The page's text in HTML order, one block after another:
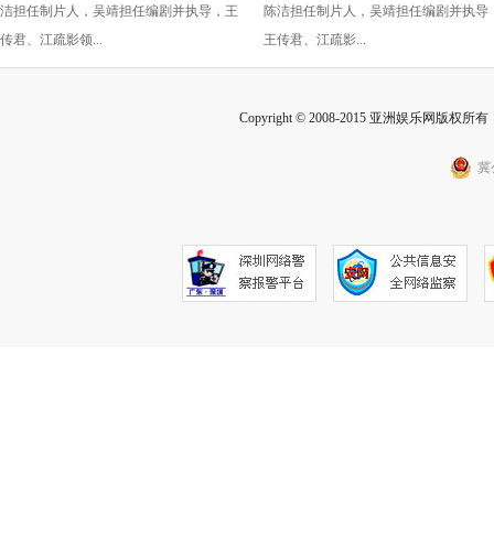
福
洁担任制片人，吴靖担任编剧并执导，王
传君、江疏影领...
陈洁担任制片人，吴靖担任编剧并执导
王传君、江疏影...
Copyright © 2008-2015 亚洲娱乐网版权所
冀